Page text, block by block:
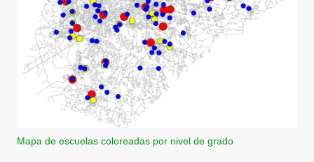
Mapa de escuelas coloreadas por nivel de grado